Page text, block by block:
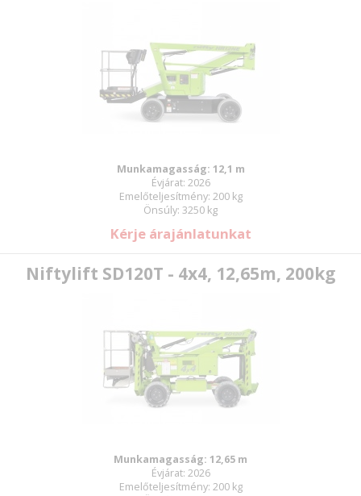
Munkamagasság: 12,1 m
Évjárat: 2026
Emelőteljesítmény: 200 kg
Önsúly: 3250 kg
Kérje árajánlatunkat
Niftylift SD120T - 4x4, 12,65m, 200kg
Munkamagasság: 12,65 m
Évjárat: 2026
Emelőteljesítmény: 200 kg